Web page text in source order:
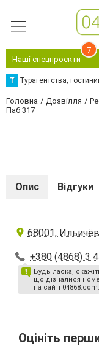
Наші спецпроєкти
7
Т Турагентства,
Головна Дозвілля
Паб 317
Опис Відгуки
68001,
+380 (4868) 3
Будь ласка,
що дізналися
на сайті
Оцініть